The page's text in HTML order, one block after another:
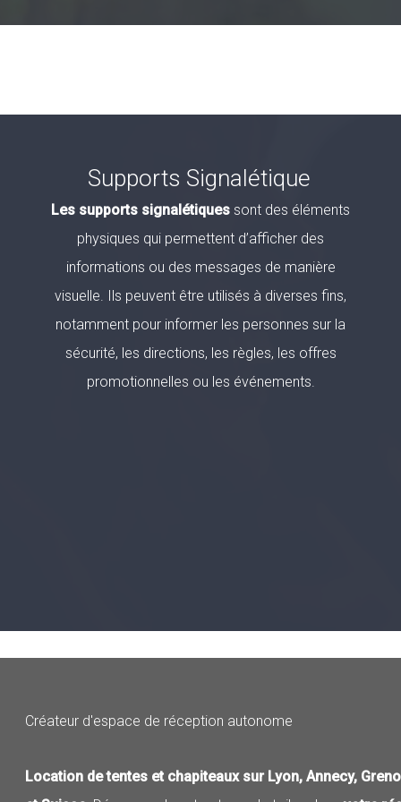
Supports Signalétique
Les supports signalétiques sont des éléments
physiques qui permettent d’afficher des
informations ou des messages de manière
visuelle. Ils peuvent être utilisés à diverses fins,
notamment pour informer les personnes sur la
sécurité, les directions, les règles, les offres
promotionnelles ou les événements.
Créateur d'espace de réception autonome
Location de tentes et chapiteaux sur Lyon, Annecy,